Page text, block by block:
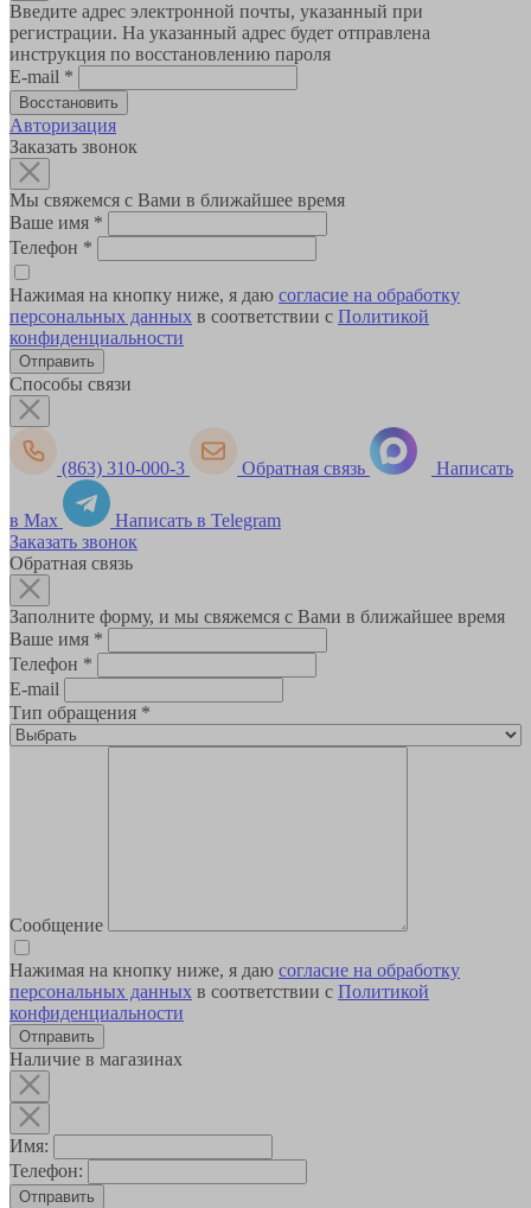
Введите адрес электронной почты, указанный при
регистрации. На указанный адрес будет отправлена
инструкция по восстановлению пароля
E-mail *
Авторизация
Заказать звонок
Мы свяжемся с Вами в ближайшее время
Ваше имя *
Телефон *
Нажимая на кнопку ниже, я даю согласие на обработку
персональных данных в соответствии с Политикой
конфиденциальности
Способы связи
(863) 310-000-3 Обратная связь Написать
в Max
Написать в Telegram
Заказать звонок
Обратная связь
Заполните форму, и мы свяжемся с Вами в ближайшее время
Ваше имя *
Телефон *
E-mail
Тип обращения *
Сообщение
Нажимая на кнопку ниже, я даю согласие на обработку
персональных данных в соответствии с Политикой
конфиденциальности
Наличие в магазинах
Имя:
Телефон:
Отправить